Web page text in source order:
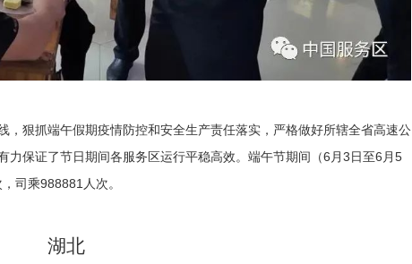
，狠抓端午假期疫情防控和安全生产责任落实，严格做好所辖全省高速公
力保证了节日期间各服务区运行平稳高效。端午节期间（6月3日至6月5
司乘988881人次。
湖北